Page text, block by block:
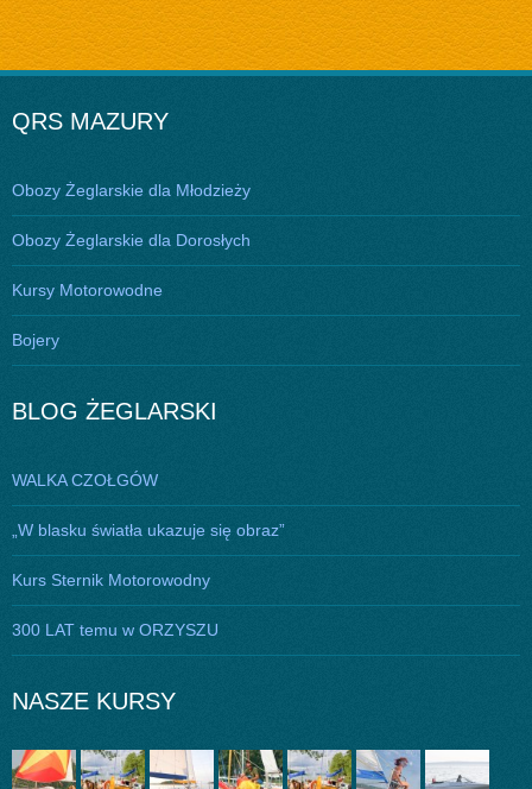
QRS MAZURY
Obozy Żeglarskie dla Młodzieży
Obozy Żeglarskie dla Dorosłych
Kursy Motorowodne
Bojery
BLOG ŻEGLARSKI
WALKA CZOŁGÓW
„W blasku światła ukazuje się obraz”
Kurs Sternik Motorowodny
300 LAT temu w ORZYSZU
NASZE KURSY